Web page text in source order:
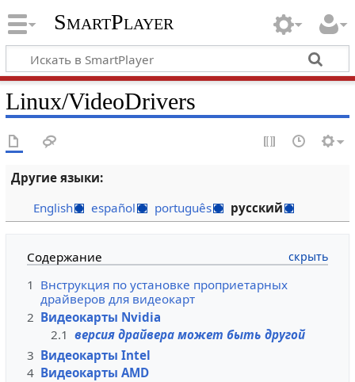
SmartPlayer
Linux/VideoDrivers
Другие языки:
English
español português русский
Содержание
1 Bнструкция по установке проприетарных
драйверов для видеокарт
2 Видеокарты Nvidia
2.1 версия драйвера может быть другой
3 Видеокарты Intel
4 Видеокарты AMD